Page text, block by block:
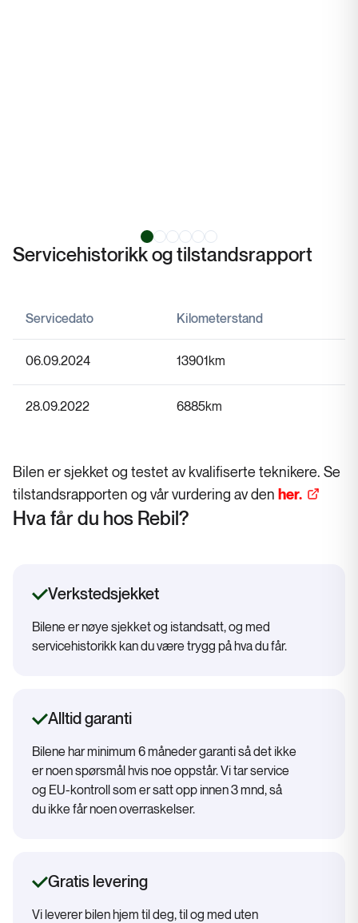
Servicehistorikk og tilstandsrapport
Servicedato Kilometerstand
06.09.2024 13901 km
28.09.2022 6885km
Bilen er sjekket og testet av kvalifiserte teknikere. Se
tilstandsrapporten og vår vurdering av den her.
Hva får du hos Rebil?
Verkstedsjekket
Bilene er nøye sjekket og istandsatt, og med
servicehistorikk kan du være trygg på hva du får.
Alltid garanti
Bilene har minimum 6 måneder garanti så det ikke
er noen spørsmål hvis noe oppstår. Vi tar service
og EU-kontroll som er satt opp innen 3 mnd, så
du ikke får noen overraskelser.
Gratis levering
Vi leverer bilen hjem til deg, til og med uten